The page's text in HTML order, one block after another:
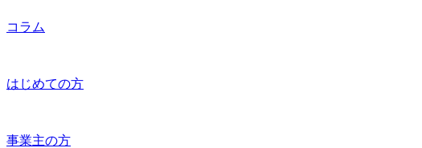
コラム
はじめての方
事業主の方